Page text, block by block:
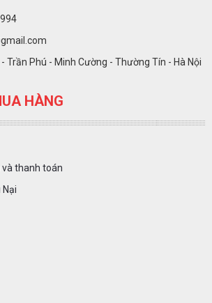
Trần Phú - Minh Cường - Thường Tín - Hà Nội
HÀNG
và thanh toán
Nại